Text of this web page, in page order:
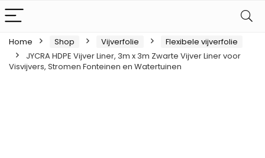
Home Shop Vijverfolie
Flexibele vijverfolie
JYCRA HDPE Vijver Liner, 3m x 3m Zwarte Vijver Liner voor
Visvijvers, Stromen Fonteinen en Watertuinen